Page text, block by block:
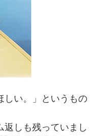
しい。」というもの
返しも残っていまし